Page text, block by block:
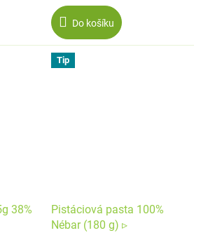
cena:
Do košíku
38%
Tip
Pistáciová pasta 100%
Nébar (180 g) ▹